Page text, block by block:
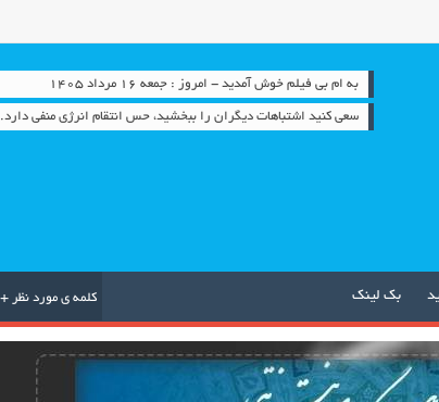
به ام بی فیلم خوش آمدید - امروز : جمعه ۱۶ مرداد ۱۴۰۵
سعی کنید اشتباهات دیگران را ببخشید، حس انتقام انرژی منفی دارد.
بک لینک